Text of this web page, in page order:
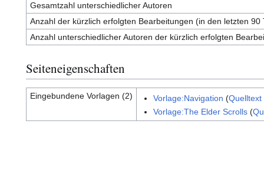
Gesamtzahl unterschiedlicher Autoren
Anzahl der kürzlich erfolgten Bearbeitungen (in den letzten 90
Anzahl unterschiedlicher Autoren der kürzlich erfolgten
Seiteneigenschaften
Eingebundene Vorlagen (2) Vorlage:Navigation (Quelltext
Vorlage:The Elder Scrolls(